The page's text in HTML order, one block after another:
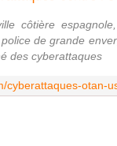
côtière
de grande
des cyberattaques
cyberattaques-otan-